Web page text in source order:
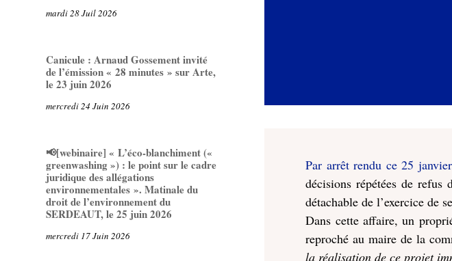
mardi 28 Juil 2026
Canicule : Arnaud Gossement invité
de l’émission « 28 minutes » sur Arte,
le 23 juin 2026
mercredi 24 Juin 2026
📢[webinaire] « L’éco-blanchiment («
greenwashing ») : le point sur le cadre
juridique des allégations
environnementales ». Matinale du
droit de l’environnement du
SERDEAUT, le 25 juin 2026
mercredi 17 Juin 2026
Par arrêt rendu ce 25
décisions répétées de refus
détachable de l’exercice de
Dans cette affaire, un
reproché au maire de la
la réalisation de ce projet